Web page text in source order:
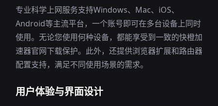
专业科学上网服务支持Windows、Mac、iOS、
Android等主流平台，一个账号即可在多台设备上同时
使用。无论您使用何种设备，都能享受到一致的快橙加
速器官网下载保护。此外，还提供浏览器扩展和路由器
配置支持，满足不同使用场景的需求。
用户体验与界面设计